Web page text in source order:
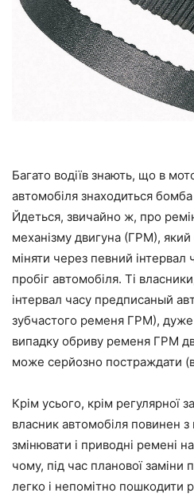
Багато водіїв знають, що в
автомобіля знаходиться бомба
Йдеться, звичайно ж, про
механізму двигуна (ГРМ), який
міняти через певний
пробіг автомобіля. Ті
інтервал часу предписаный
зубчастого ременя ГРМ), дуже
випадку обриву ременя ГРМ
може серйозно постраждати
Крім усього, крім регулярної
власник автомобіля повинен
змінювати і приводні ремені
чому, під час планової
легко і непомітно пошкодити